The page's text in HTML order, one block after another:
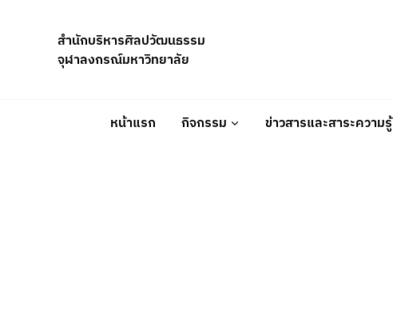
สำนักบริหารศิลปวัฒนธรรม
จุฬาลงกรณ์มหาวิทยาลัย
หน้าแรก กิจกรรม ข่าวสารและสาระความรู้